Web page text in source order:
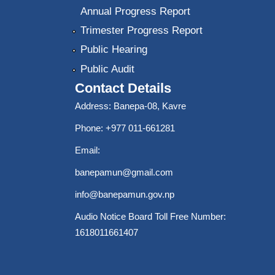
Annual Progress Report
Trimester Progress Report
Public Hearing
Public Audit
Contact Details
Address: Banepa-08, Kavre
Phone: +977 011-661281
Email:
banepamun@gmail.com
info@banepamun.gov.np
Audio Notice Board Toll Free Number:
1618011661407